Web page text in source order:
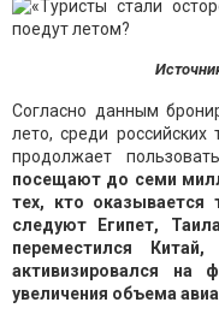
Согласно данным
лето, среди российских
продолжает
посещают до семи
тех, кто оказывается
следуют Египет,
переместился
активизировался
увеличения объема